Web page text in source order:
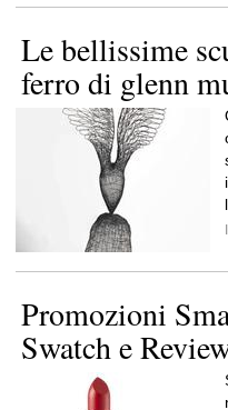
Le bellissime
ferro di glenn
Promozioni
Swatch e